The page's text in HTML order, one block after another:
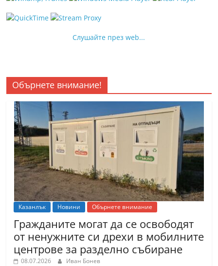
Слушайте през web...
Обърнете внимание!
Казанлък Новини Обърнете внимание
Гражданите могат да се освободят
от ненужните си дрехи в мобилните
центрове за разделно събиране
08.07.2026 Иван Бонев